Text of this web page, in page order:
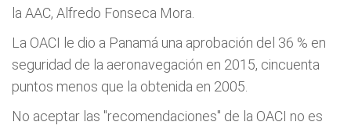
la AAC, Alfredo Fonseca Mora.
La OACI le dio a Panamá una aprobación del 36 % en
seguridad de la aeronavegación en 2015, cincuenta
puntos menos que la obtenida en 2005.
No aceptar las "recomendaciones" de la OACI no es